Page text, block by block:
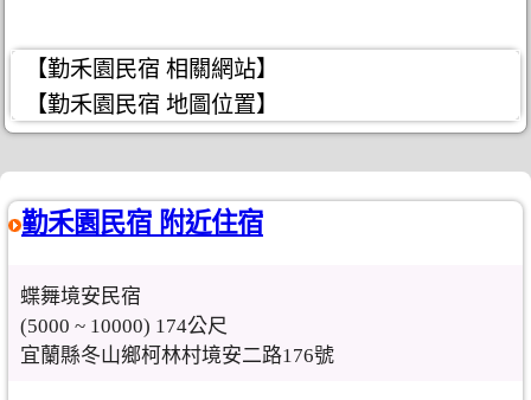
【勤禾園民宿 相關網站】
【勤禾園民宿 地圖位置】
勤禾園民宿 附近住宿
蝶舞境安民宿
(5000 ~ 10000) 174公尺
宜蘭縣冬山鄉柯林村境安二路176號